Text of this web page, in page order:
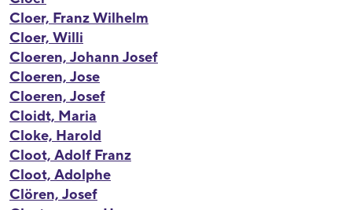
Cloer, Franz Wilhelm
Cloer, Willi
Cloeren, Johann Josef
Cloeren, Jose
Cloeren, Josef
Cloidt, Maria
Cloke, Harold
Cloot, Adolf Franz
Cloot, Adolphe
Clören, Josef